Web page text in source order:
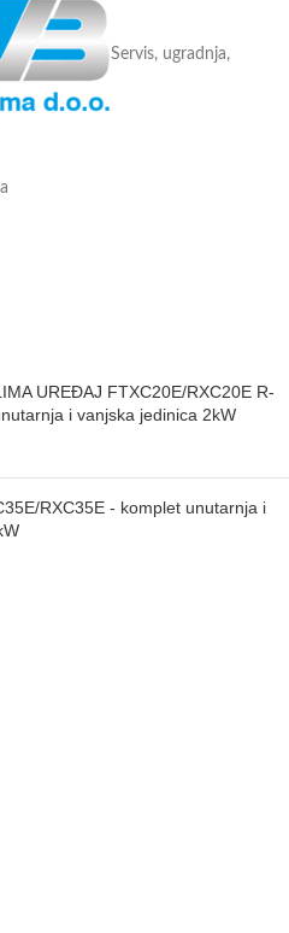
Servis, ugradnja,
UREĐAJ FTXC20E/RXC20E R-
i vanjska jedinica 2kW
RXC35E - komplet unutarnja i